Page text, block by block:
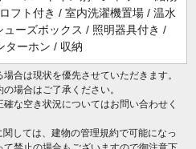
フト付き / 室内洗濯機置場 / 温水
ューズボックス / 照明器具付き /
ターホン / 収納
合は現状を優先させていただきます。
場合はご了承ください。
な空き状況についてはお問い合わせく
しては、建物の管理規約で可能になっ